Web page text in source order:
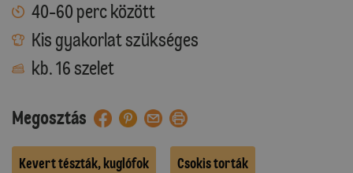
40-60 perc között
Kis gyakorlat szükséges
kb. 16 szelet
Megosztás
Kevert tészták, kuglófok Csokis torták